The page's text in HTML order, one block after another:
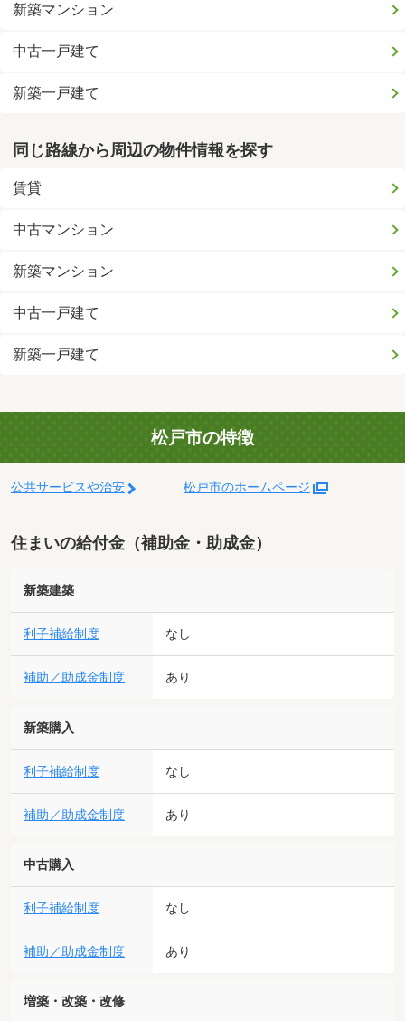
新築マンション
中古一戸建て
新築一戸建て
同じ路線から周辺の物件情報を探す
賃貸
中古マンション
新築マンション
中古一戸建て
新築一戸建て
松戸市の特徴
公共サービスや治安 松戸市のホームページ
住まいの給付金（補助金・助成金）
新築建築
利子補給制度 なし
補助／助成金制度 あり
新築購入
利子補給制度 なし
補助／助成金制度 あり
中古購入
利子補給制度 なし
補助／助成金制度 あり
増築・改築・改修